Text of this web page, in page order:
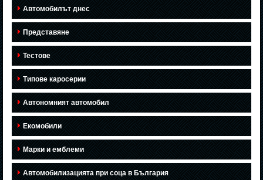
Автомобилът днес
Представяне
Тестове
Типове каросерии
Автономният автомобил
Екомобили
Марки и емблеми
Автомобилизацията при соца в България